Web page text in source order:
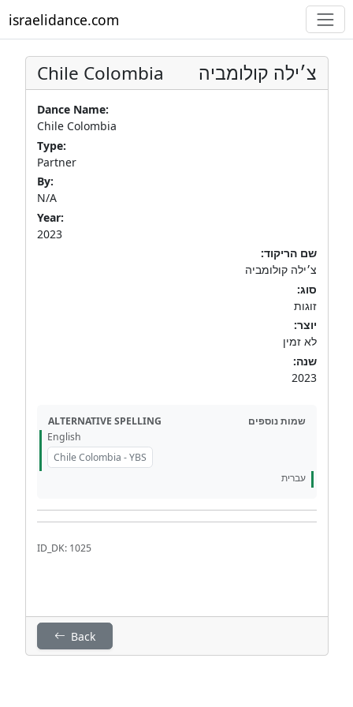
israelidance.com
Chile Colombia צ׳ילה קולומביה
Dance Name:
Chile Colombia
Type:
Partner
By:
N/A
Year:
2023
שם הריקוד:
צ׳ילה קולומביה
סוג:
זוגות
יוצר:
לא זמין
שנה:
2023
ALTERNATIVE SPELLING
שמות נוספים
English
Chile Colombia - YBS
עברית
ID_DK: 1025
Back